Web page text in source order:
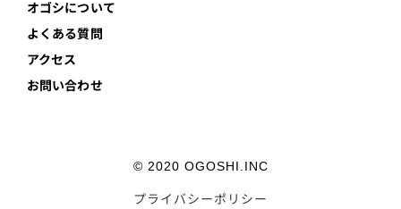
オゴシについて
よくある質問
アクセス
お問い合わせ
© 2020 OGOSHI.INC
プライバシーポリシー